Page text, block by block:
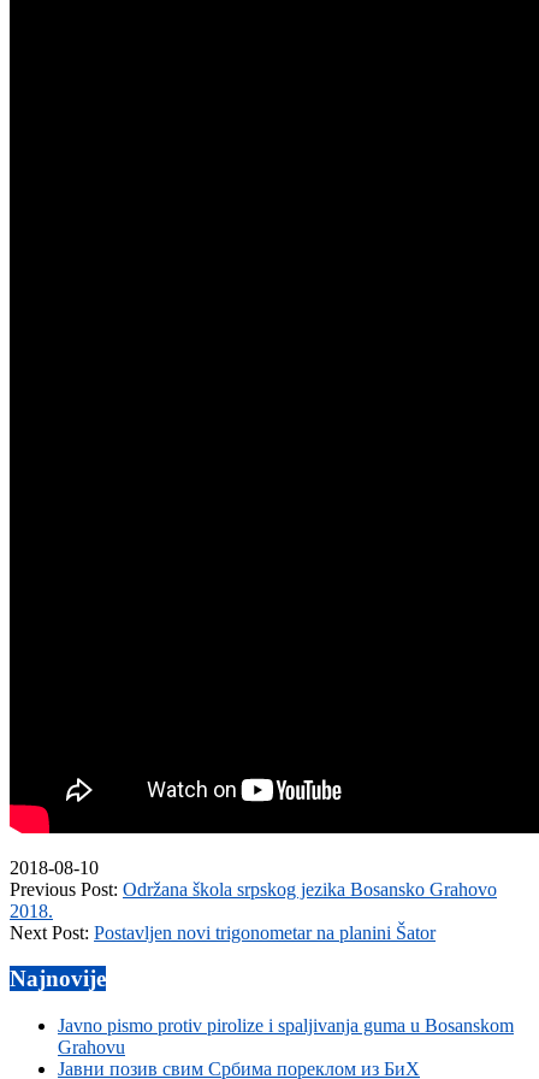
2018-08-10
Previous Post: Održana škola srpskog jezika Bosansko Grahovo
2018.
Next Post: Postavljen novi trigonometar na planini Šator
Najnovije
Javno pismo protiv pirolize i spaljivanja guma u Bosanskom
Grahovu
Јавни позив свим Србима пореклом из БиХ